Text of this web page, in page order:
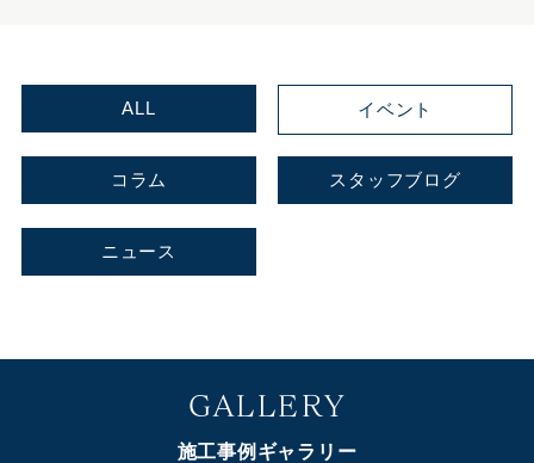
ALL イベント
コラム スタッフブログ
ニュース
GALLERY
施工事例ギャラリー